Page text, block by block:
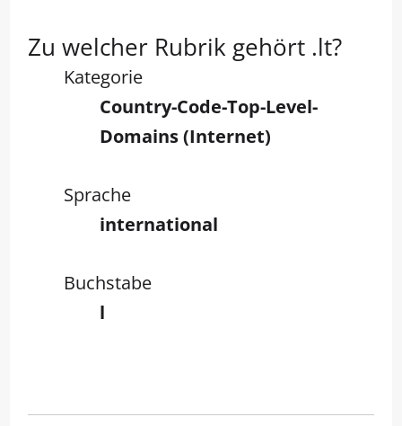
Zu welcher Rubrik gehört .lt?
Kategorie
Country-Code-Top-Level-
Domains (Internet)
Sprache
international
Buchstabe
l